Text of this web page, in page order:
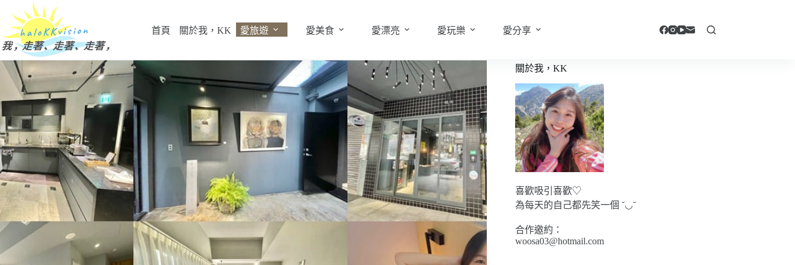
主
要
內
首頁 關於我，KK 愛旅遊 愛美食 愛漂亮 愛玩樂 愛分享
關於我，KK
喜歡吸引喜歡♡
為每天的自己都先笑一個 ˘◡˘
合作邀約：
woosa03@hotmail.com